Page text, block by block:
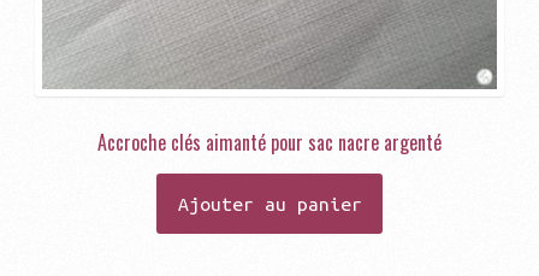
Accroche clés aimanté pour sac nacre argenté
Ajouter au panier